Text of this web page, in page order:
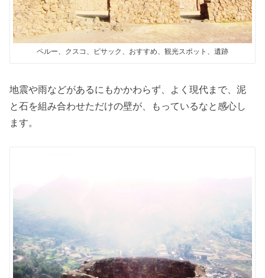
ペルー、クスコ、ピサック、おすすめ、観光スポット、遺跡
地震や雨などがあるにもかかわらず、よく現代まで、泥
と石を組み合わせただけの壁が、もっているなと感心し
ます。